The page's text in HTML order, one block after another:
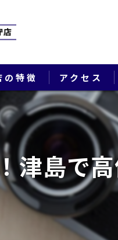
の特徴
ド
属
アクセス
漫画特集
津島で